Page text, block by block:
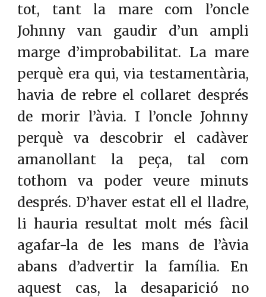
tot, tant la mare com l’oncle
Johnny van gaudir d’un ampli
marge d’improbabilitat. La mare
perquè era qui, via testamentària,
havia de rebre el collaret després
de morir l’àvia. I l’oncle Johnny
perquè va descobrir el cadàver
amanollant la peça, tal com
tothom va poder veure minuts
després. D’haver estat ell el lladre,
li hauria resultat molt més fàcil
agafar-la de les mans de l’àvia
abans d’advertir la família. En
aquest cas, la desaparició no